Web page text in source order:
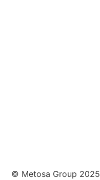
© Metosa Group 2025